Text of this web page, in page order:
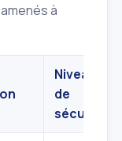
à
Niveau
de
sécurité